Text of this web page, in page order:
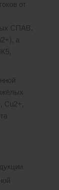
от
СПАВ,
а
Cu2+,